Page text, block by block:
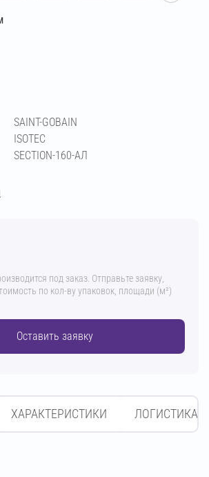
SAINT-GOBAIN
ISOTEC
SECTION-160-АЛ
под заказ. Отправьте заявку,
по кол-ву упаковок, площади (м²)
Оставить заявку
ХАРАКТЕРИСТИКИ ЛОГИСТИКА